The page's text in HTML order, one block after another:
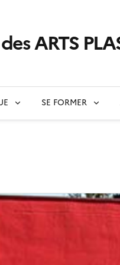
ARTS
SE FORMER